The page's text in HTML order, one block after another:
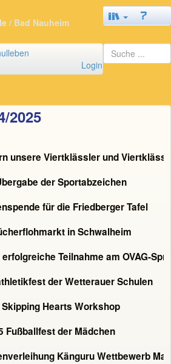
/ Bad Nauheim
Login
2025
unsere Viertklässler und
der Sportabzeichen
für die Friedberger Tafel
in Schwalheim
Teilnahme am OVAG-
der Wetterauer Schulen
Skipping Hearts Workshop
Fußballfest der Mädchen
Känguru Wettbewerb